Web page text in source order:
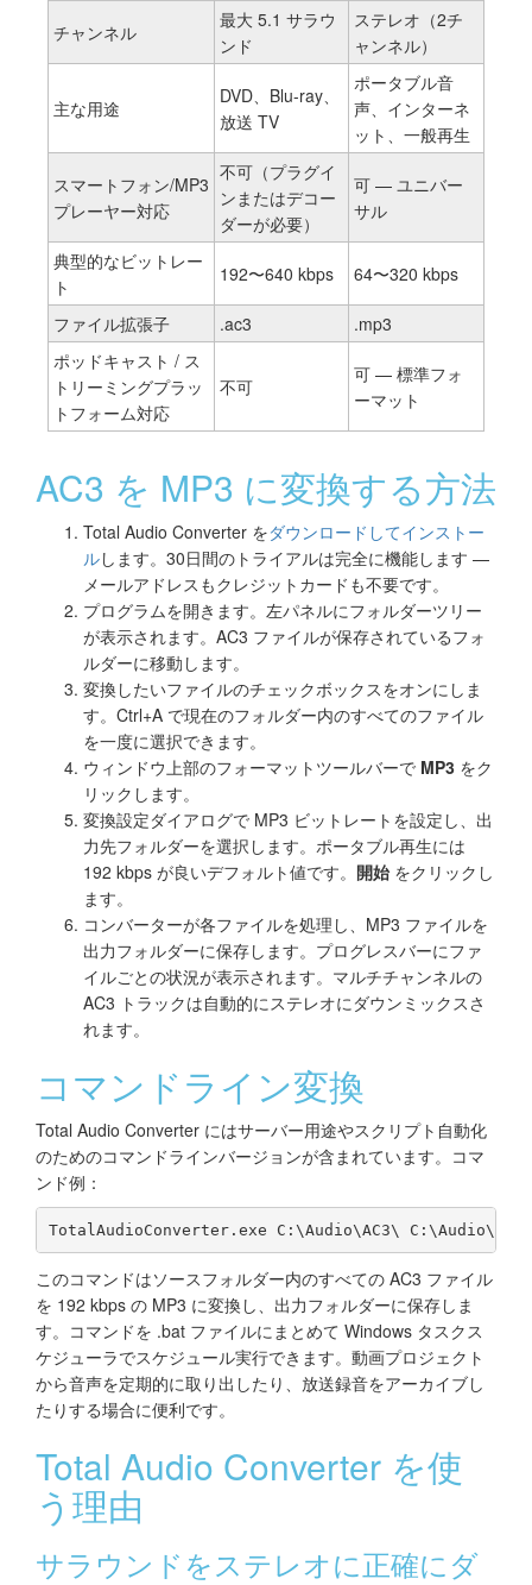
チャンネル
最大 5.1 サラウ
ンド
ステレオ（2チ
ャンネル）
主な用途
DVD、Blu-ray、
放送 TV
ポータブル音
声、インターネ
ット、一般再生
スマートフォン/MP3
プレーヤー対応
不可（プラグイ
ンまたはデコー
ダーが必要）
可 — ユニバー
サル
典型的なビットレー
ト
192〜640 kbps 64〜320 kbps
ファイル拡張子 .ac3
.mp3
ポッドキャスト / ス
トリーミングプラッ
トフォーム対応
不可
可 — 標準フォ
ーマット
AC3 を MP3 に変換する方法
Total Audio Converter をダウンロードしてインストー
ルします。30日間のトライアルは完全に機能します —
メールアドレスもクレジットカードも不要です。
プログラムを開きます。左パネルにフォルダーツリー
が表示されます。AC3 ファイルが保存されているフォ
ルダーに移動します。
変換したいファイルのチェックボックスをオンにしま
す。Ctrl+A で現在のフォルダー内のすべてのファイル
を一度に選択できます。
ウィンドウ上部のフォーマットツールバーで MP3 をク
リックします。
変換設定ダイアログで MP3 ビットレートを設定し、出
力先フォルダーを選択します。ポータブル再生には
192 kbps が良いデフォルト値です。 開始 をクリックし
ます。
コンバーターが各ファイルを処理し、MP3 ファイルを
出力フォルダーに保存します。プログレスバーにファ
イルごとの状況が表示されます。マルチチャンネルの
AC3 トラックは自動的にステレオにダウンミックスさ
れます。
コマンドライン変換
Total Audio Converter にはサーバー用途やスクリプト自動化
のためのコマンドラインバージョンが含まれています。コマ
ンド例：
TotalAudioConverter.exe C:\Audio\AC3\
このコマンドはソースフォルダー内のすべての AC3 ファイル
を 192 kbps の MP3 に変換し、出力フォルダーに保存しま
す。コマンドを .bat ファイルにまとめて Windows タスクス
ケジューラでスケジュール実行できます。動画プロジェクト
から音声を定期的に取り出したり、放送録音をアーカイブし
たりする場合に便利です。
Total Audio Converter を使
う理由
サラウンドをステレオに正確にダ